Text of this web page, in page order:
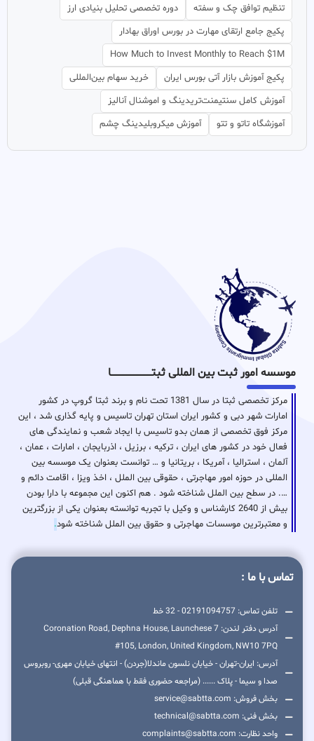
تنظیم توافق چک و سفته
دوره تخصصی تحلیل بنیادی ارز
پکیج جامع ارتقای مهارت در بورس اوراق بهادار
How Much to Invest Monthly to Reach $1M
پکیج آموزش بازار آتی بورس ایران
خرید سهام بین‌المللی
آموزش کامل سنتیمنت‌تریدینگ و اموشنال آنالیز
آموزشگاه تاتو و تتو
آموزش میکروبلیدینگ چشم
موسسه امور ثبت بین المللی ثبتـــــــــــــــــــــــــــــا
مرکز تخصصی ثبتا در سال 1381 تحت نام و برند ثبتا گروپ در کشور
امارات شهر دبی و کشور ایران استان تهران تاسیس و پایه گذاری شد ، این
مرکز فوق تخصصی از همان بدو تاسیس با ایجاد شعب و نمایندگی های
فعال خود در کشور های ایران ، ترکیه ، برزیل ، اذربایجان ، امارات ، عمان ،
آلمان ، استرالیا ، آمریکا ، بریتانیا و … توانست بعنوان یک موسسه بین
المللی در حوزه امور مهاجرتی ، حقوقی بین الملل ، اخذ ویزا ، اقامت دائم و
…. در سطح بین الملل شناخته شود . هم اکنون این مجموعه با دارا بودن
بیش از 2640 کارشناس و وکیل با تجربه توانسته بعنوان یکی از بزرگترین
و معتبرترین موسسات مهاجرتی و حقوق بین الملل شناخته شود.
تماس با ما :
تلفن تماس: 02191094757 - 32 خط
آدرس دفتر لندن: 7 Coronation Road, Dephna House, Launchese
#105, London, United Kingdom, NW10 7PQ
آدرس: ایران-تهران - خیابان نلسون ماندلا(جردن) - انتهای خیابان مهری- روبروس
صدا و سیما - پلاک ...... (مراجعه حضوری فقط با هماهنگی قبلی)
بخش فروش: service@sabtta.com
بخش فنی: technical@sabtta.com
واحد نظارت: complaints@sabtta.com